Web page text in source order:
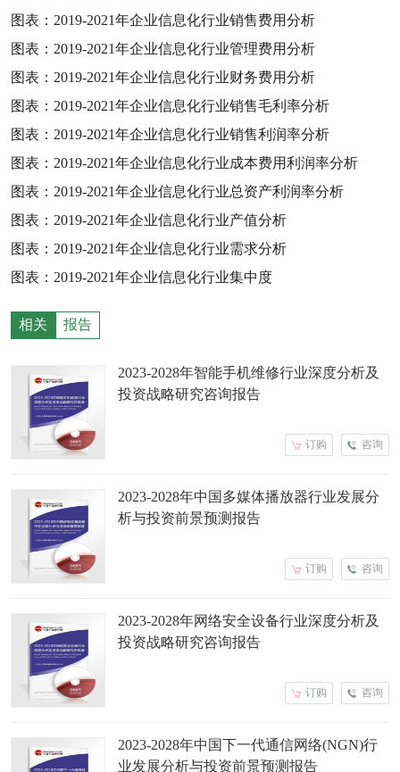
图表： 2019-2021年企业信息化行业销售费用分析
图表： 2019-2021年企业信息化行业管理费用分析
图表： 2019-2021年企业信息化行业财务费用分析
图表： 2019-2021年企业信息化行业销售毛利率分析
图表： 2019-2021年企业信息化行业销售利润率分析
图表： 2019-2021年企业信息化行业成本费用利润率分析
图表： 2019-2021年企业信息化行业总资产利润率分析
图表： 2019-2021年企业信息化行业产值分析
图表： 2019-2021年企业信息化行业需求分析
图表： 2019-2021年企业信息化行业集中度
相关 报告
2023-2028年智能手机维修行业深度分析及
投资战略研究咨询报告
咨询
订购
2023-2028年中国多媒体播放器行业发展分
析与投资前景预测报告
咨询
订购
2023-2028年网络安全设备行业深度分析及
投资战略研究咨询报告
咨询
订购
2023-2028年中国下一代通信网络(NGN)行
业发展分析与投资前景预测报告